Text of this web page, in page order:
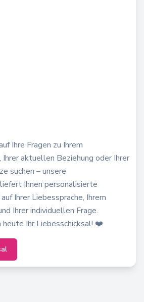
Ihre Fragen zu Ihrem
aktuellen Beziehung oder Ihrer
suchen – unsere
Ihnen personalisierte
Ihrer Liebessprache, Ihrem
Ihrer individuellen Frage.
heute Ihr Liebesschicksal! ❤️